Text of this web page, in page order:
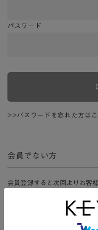
パスワード
>>パスワードを忘れた方はこ
会員でない方
会員登録すると次回よりお客
ージ、購入履歴をご利用いた